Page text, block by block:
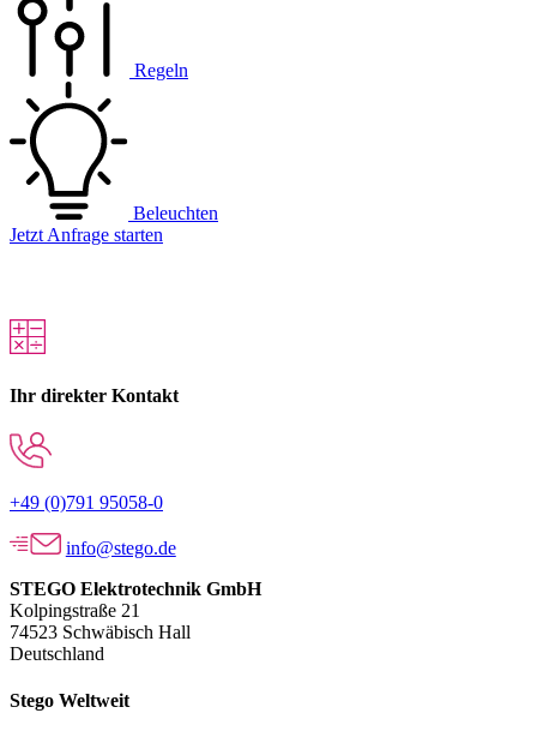
Regeln
Beleuchten
Jetzt Anfrage starten
Ihr direkter Kontakt
+49 (0)791 95058-0
info@stego.de
STEGO Elektrotechnik GmbH
Kolpingstraße 21
74523 Schwäbisch Hall
Deutschland
Stego Weltweit